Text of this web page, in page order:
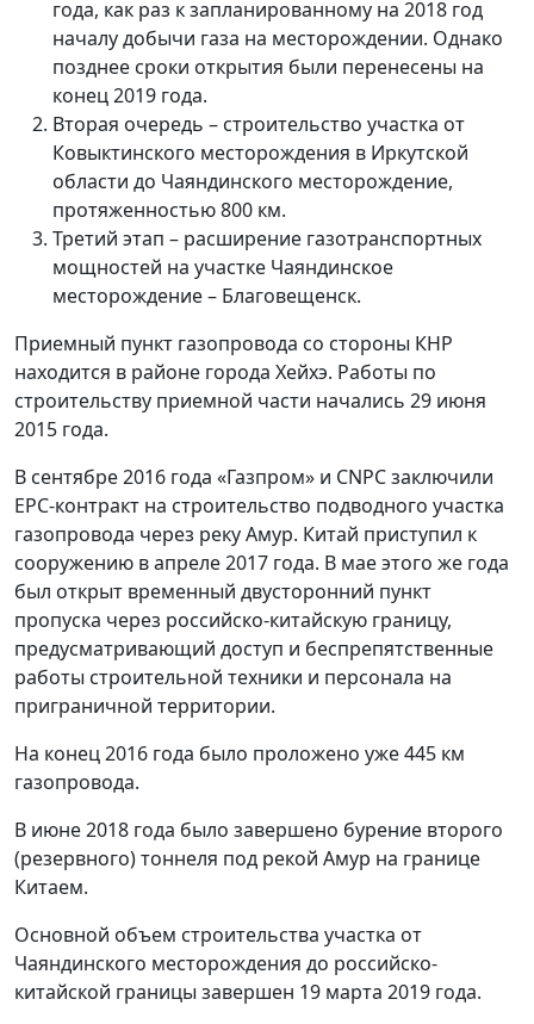
года, как раз к запланированному на 2018 год
началу добычи газа на месторождении. Однако
позднее сроки открытия были перенесены на
конец 2019 года.
Вторая очередь – строительство участка от
Ковыктинского месторождения в Иркутской
области до Чаяндинского месторождение,
протяженностью 800 км.
Третий этап – расширение газотранспортных
мощностей на участке Чаяндинское
месторождение – Благовещенск.
Приемный пункт газопровода со стороны КНР
находится в районе города Хейхэ. Работы по
строительству приемной части начались 29 июня
2015 года.
В сентябре 2016 года «Газпром» и CNPC заключили
EPC-контракт на строительство подводного участка
газопровода через реку Амур. Китай приступил к
сооружению в апреле 2017 года. В мае этого же года
был открыт временный двусторонний пункт
пропуска через российско-китайскую границу,
предусматривающий доступ и беспрепятственные
работы строительной техники и персонала на
приграничной территории.
На конец 2016 года было проложено уже 445 км
газопровода.
В июне 2018 года было завершено бурение второго
(резервного) тоннеля под рекой Амур на границе
Китаем.
Основной объем строительства участка от
Чаяндинского месторождения до российско-
китайской границы завершен 19 марта 2019 года.